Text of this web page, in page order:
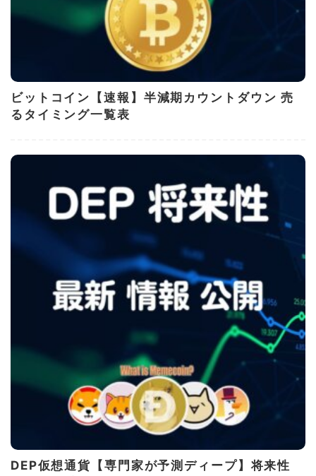
ビットコイン【速報】半減期カウントダウン 売
るタイミング一覧表
DEP仮想通貨【専門家が予測ディープ】将来性